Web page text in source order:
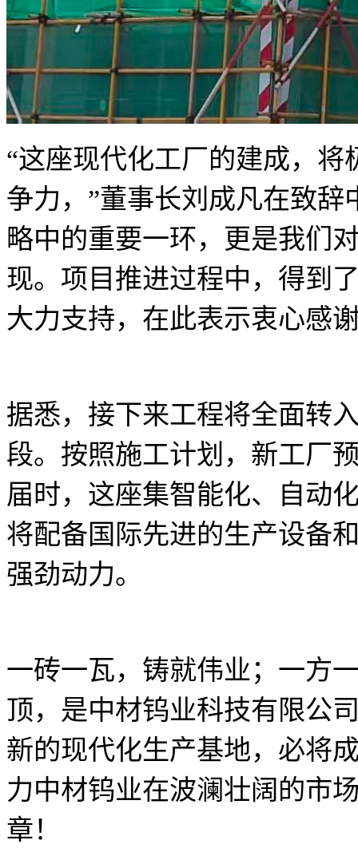
“这座现代化工厂的建成，
争力，”董事长刘成凡在致
略中的重要一环，更是我们
现。项目推进过程中，得到
大力支持，在此表示衷心感
据悉，接下来工程将全面转
段。按照施工计划，新工厂
届时，这座集智能化、自动
将配备国际先进的生产设备
强劲动力。
一砖一瓦，铸就伟业；一方
顶，是中材钨业科技有限公
新的现代化生产基地，必将
力中材钨业在波澜壮阔的市
章！